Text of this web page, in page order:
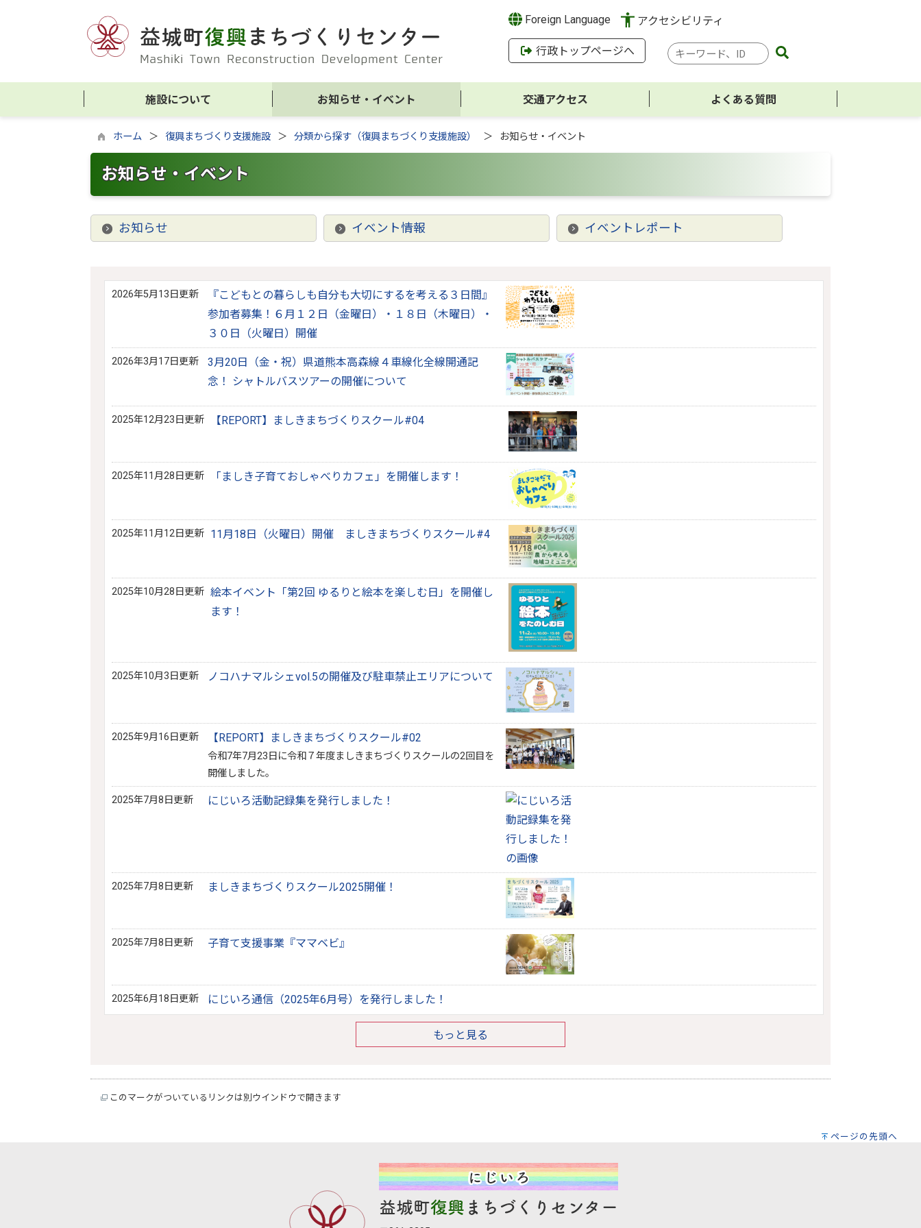
Foreign Language アクセシビリティ
行政トップページへ
検
索
キ
ワ
ド
施設について お知らせ・イベント 交通アクセス よくある質問
ホーム 復興まちづくり支援施設 分類から探す（復興まちづくり支援施設） お知らせ・イベント
お知らせ・イベント
お知らせ イベント情報 イベントレポート
2026年5月13日更新
『こどもとの暮らしも自分も大切にするを考える３日間』
参加者募集！６月１２日（金曜日）・１８日（木曜日）・
３０日（火曜日）開催
2026年3月17日更新
3月20日（金・祝）県道熊本高森線４車線化全線開通記
念！ シャトルバスツアーの開催について
2025年12月23日更新 【REPORT】ましきまちづくりスクール#04
2025年11月28日更新 「ましき子育ておしゃべりカフェ」を開催します！
2025年11月12日更新 11月18日（火曜日）開催 ましきまちづくりスクール#4
2025年10月28日更新 絵本イベント「第2回 ゆるりと絵本を楽しむ日」を開催し
ます！
2025年10月3日更新 ノコハナマルシェvol.5の開催及び駐車禁止エリアについて
2025年9月16日更新 【REPORT】ましきまちづくりスクール#02
令和7年7月23日に令和７年度ましきまちづくりスクールの2回目を
開催しました。
2025年7月8日更新 にじいろ活動記録集を発行しました！
2025年7月8日更新 ましきまちづくりスクール2025開催！
2025年7月8日更新 子育て支援事業『ママベビ』
2025年6月18日更新 にじいろ通信（2025年6月号）を発行しました！
もっと見る
このマークがついているリンクは別ウインドウで開きます
ページの先頭へ